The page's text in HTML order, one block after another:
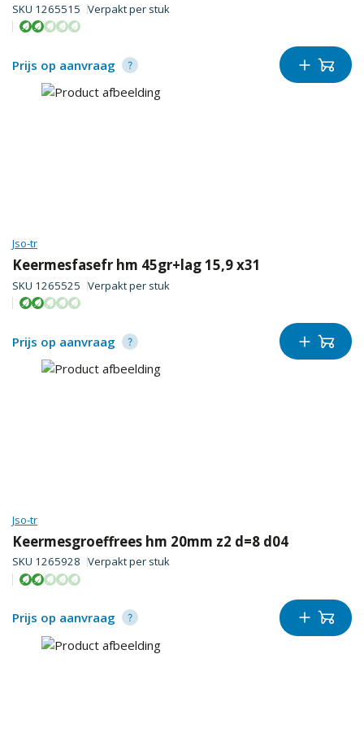
SKU 1265515 Verpakt per stuk
Prijs op aanvraag
Jso-tr
Keermesfasefr hm 45gr+lag 15,9 x31
SKU 1265525 Verpakt per stuk
Prijs op aanvraag
Jso-tr
Keermesgroeffrees hm 20mm z2 d=8 d04
SKU 1265928 Verpakt per stuk
Prijs op aanvraag